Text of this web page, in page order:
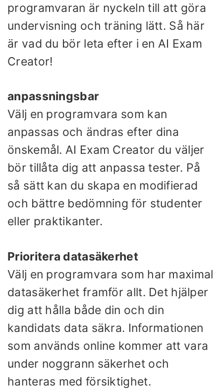
programvaran är nyckeln till att göra
undervisning och träning lätt. Så här
är vad du bör leta efter i en AI Exam
Creator!
anpassningsbar
Välj en programvara som kan
anpassas och ändras efter dina
önskemål. AI Exam Creator du väljer
bör tillåta dig att anpassa tester. På
så sätt kan du skapa en modifierad
och bättre bedömning för studenter
eller praktikanter.
Prioritera datasäkerhet
Välj en programvara som har maximal
datasäkerhet framför allt. Det hjälper
dig att hålla både din och din
kandidats data säkra. Informationen
som används online kommer att vara
under noggrann säkerhet och
hanteras med försiktighet.